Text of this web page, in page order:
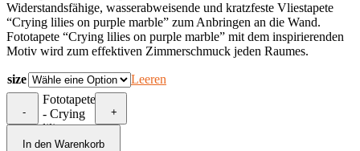
Widerstandsfähige, wasserabweisende und kratzfeste Vliestapete
“Crying lilies on purple marble” zum Anbringen an die Wand.
Fototapete “Crying lilies on purple marble” mit dem inspirierenden
Motiv wird zum effektiven Zimmerschmuck jeden Raumes.
size Leeren
-
Fototapete
- Crying
lilies on
purple
+
In den Warenkorb